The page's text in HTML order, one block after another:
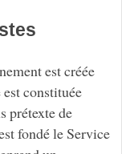
est créée
constituée
prétexte de
fondé le Service